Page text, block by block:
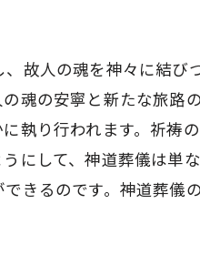
前橋市民葬祭の神道葬
低価格で提供できる理
高品質な神道葬儀を実
市民葬祭が誇るプロフ
前橋市民葬祭が選ばれ
故人の魂を神々に結
魂の安寧と新たな旅
執り行われます。祈
にして、神道葬儀は単
きるのです。神道葬